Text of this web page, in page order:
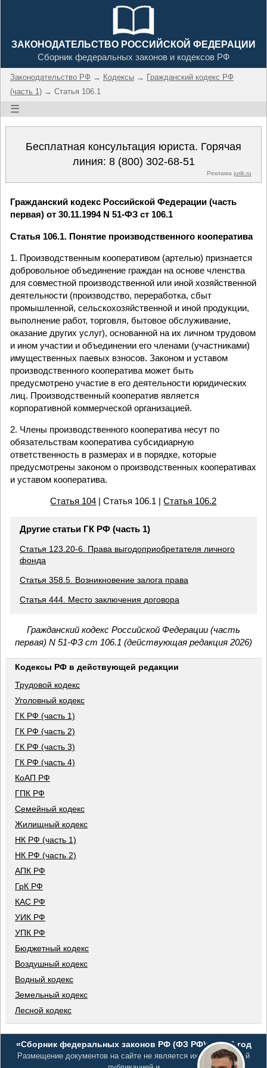
ЗАКОНОДАТЕЛЬСТВО РОССИЙСКОЙ ФЕДЕРАЦИИ
Сборник федеральных законов и кодексов РФ
Законодательство РФ → Кодексы → Гражданский кодекс РФ
(часть 1) → Статья 106.1
☰
Бесплатная консультация юриста. Горячая
линия: 8 (800) 302-68-51
Реклама jurik.ru
Гражданский кодекс Российской Федерации (часть
первая) от 30.11.1994 N 51-ФЗ ст 106.1
Статья 106.1. Понятие производственного кооператива
1. Производственным кооперативом (артелью) признается
добровольное объединение граждан на основе членства
для совместной производственной или иной хозяйственной
деятельности (производство, переработка, сбыт
промышленной, сельскохозяйственной и иной продукции,
выполнение работ, торговля, бытовое обслуживание,
оказание других услуг), основанной на их личном трудовом
и ином участии и объединении его членами (участниками)
имущественных паевых взносов. Законом и уставом
производственного кооператива может быть
предусмотрено участие в его деятельности юридических
лиц. Производственный кооператив является
корпоративной коммерческой организацией.
2. Члены производственного кооператива несут по
обязательствам кооператива субсидиарную
ответственность в размерах и в порядке, которые
предусмотрены законом о производственных кооперативах
и уставом кооператива.
Статья 104 | Статья 106.1 |Статья 106.2
Другие статьи ГК РФ (часть 1)
Статья 123.20-6. Права выгодоприобретателя личного
фонда
Статья 358.5. Возникновение залога права
Статья 444. Место заключения договора
Гражданский кодекс Российской Федерации (часть
первая) N 51-ФЗ ст 106.1 (действующая редакция 2026)
Кодексы РФ в действующей редакции
Трудовой кодекс
Уголовный кодекс
ГК РФ (часть 1)
ГК РФ (часть 2)
ГК РФ (часть 3)
ГК РФ (часть 4)
КоАП РФ
ГПК РФ
Семейный кодекс
Жилищный кодекс
НК РФ (часть 1)
НК РФ (часть 2)
АПК РФ
ГрК РФ
КАС РФ
УИК РФ
УПК РФ
Бюджетный кодекс
Воздушный кодекс
Водный кодекс
Земельный кодекс
Лесной кодекс
«Сборник федеральных законов РФ (ФЗ РФ)», 2026 год
Размещение документов на сайте не является их официальной